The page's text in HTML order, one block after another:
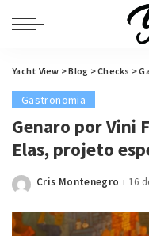
Yacht View >Blog >Checks >
Gastronomia
Genaro por Vini
Elas, projeto
Posted
Cris Montenegro 16